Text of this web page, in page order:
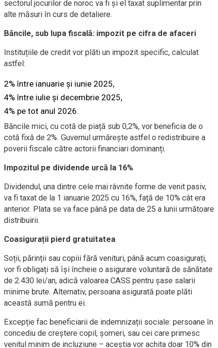
sectorul jocurilor de noroc va fi și el taxat suplimentar prin
alte măsuri în curs de detaliere.
Băncile, sub lupa fiscală: impozit pe cifra de afaceri
Instituțiile de credit vor plăti un impozit specific, calculat
astfel:
2% între ianuarie și iunie 2025,
4% între iulie și decembrie 2025,
4% pe tot anul 2026.
Băncile mici, cu cotă de piață sub 0,2%, vor beneficia de o
cotă fixă de 2%. Guvernul urmărește astfel o redistribuire a
poverii fiscale către actorii financiari dominanți.
Impozitul pe dividende urcă la 16%
Dividendul, una dintre cele mai râvnite forme de venit pasiv,
va fi taxat de la 1 ianuarie 2025 cu 16%, față de 10% cât era
anterior. Plata se va face până pe data de 25 a lunii următoare
distribuirii.
Coasigurații pierd gratuitatea
Soții, părinții sau copiii fără venituri, până acum coasigurați,
vor fi obligați să își încheie o asigurare voluntară de sănătate
de 2.430 lei/an, adică valoarea CASS pentru șase salarii
minime brute. Alternativ, persoana asigurată poate plăti
această sumă pentru ei.
Excepție fac beneficiarii de indemnizații sociale: persoane în
concediu de creștere copil, șomeri, sau cei care primesc
venitul minim de incluziune – aceștia vor achita doar 10% din